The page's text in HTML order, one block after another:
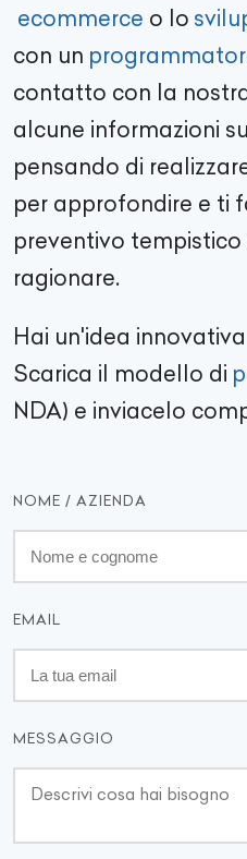
ecommerce o lo
con un
contatto con la
alcune informazioni
pensando di
per approfondire e ti
preventivo
ragionare.
Hai un'idea
Scarica il modello di
NDA) e inviacelo
NOME / AZIENDA
EMAIL
MESSAGGIO